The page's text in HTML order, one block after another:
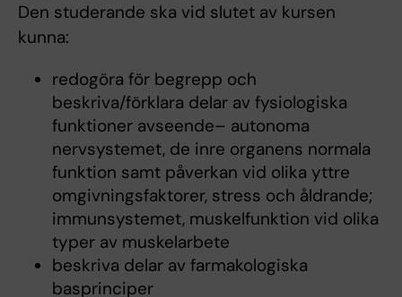
Den studerande ska vid slutet av kursen
kunna:
redogöra för begrepp och
beskriva/förklara delar av fysiologiska
funktioner avseende– autonoma
nervsystemet, de inre organens normala
funktion samt påverkan vid olika yttre
omgivningsfaktorer, stress och åldrande;
immunsystemet, muskelfunktion vid olika
typer av muskelarbete
beskriva delar av farmakologiska
basprinciper